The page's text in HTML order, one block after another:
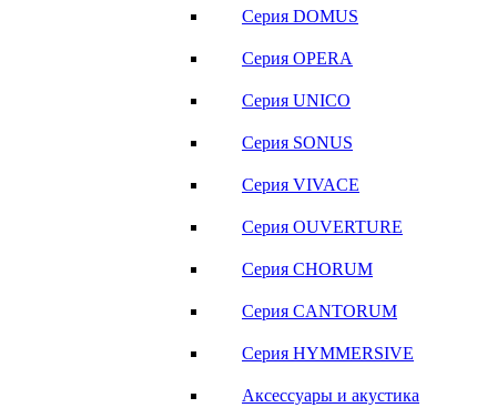
Серия DOMUS
Серия OPERA
Серия UNICO
Серия SONUS
Серия VIVACE
Серия OUVERTURE
Серия CHORUM
Серия CANTORUM
Серия HYMMERSIVE
Аксессуары и акустика